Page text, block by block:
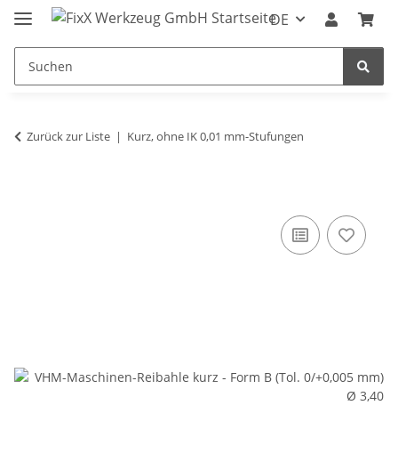
DE
Zurück zur Liste Kurz, ohne IK 0,01 mm-Stufungen